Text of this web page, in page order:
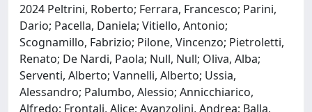
2024 Peltrini, Roberto; Ferrara, Francesco; Parini,
Dario; Pacella, Daniela; Vitiello, Antonio;
Scognamillo, Fabrizio; Pilone, Vincenzo; Pietroletti,
Renato; De Nardi, Paola; Null, Null; Oliva, Alba;
Serventi, Alberto; Vannelli, Alberto; Ussia,
Alessandro; Palumbo, Alessio; Annicchiarico,
Alfredo; Frontali, Alice; Avanzolini, Andrea; Balla,